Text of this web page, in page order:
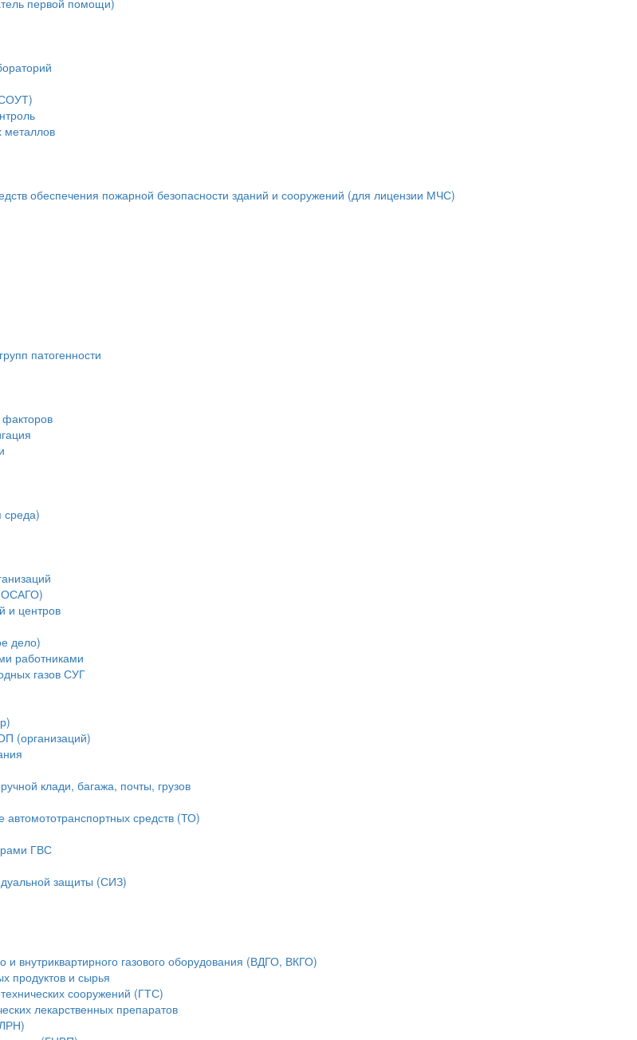
металлов
обеспечения пожарной безопасности зданий и сооружений (для лицензии МЧС)
патогенности
среда)
(ОСАГО)
и центров
дело)
работниками
газов СУГ
(организаций)
клади, багажа, почты, грузов
автомототранспортных средств (ТО)
ГВС
защиты (СИЗ)
и внутриквартирного газового оборудования (ВДГО, ВКГО)
продуктов и сырья
сооружений (ГТС)
лекарственных препаратов